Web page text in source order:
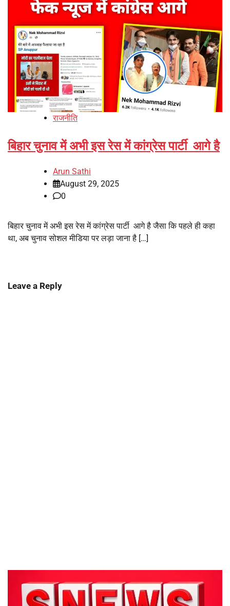
राजनीति
बिहार चुनाव में अभी इस रेस में कांग्रेस पार्टी आगे है
Arun Sathi
August 29, 2025
0
बिहार चुनाव में अभी इस रेस में कांग्रेस पार्टी आगे है जैसा कि पहले ही कहा
था, अब चुनाव सोशल मीडिया पर लड़ा जाना है […]
Leave a Reply